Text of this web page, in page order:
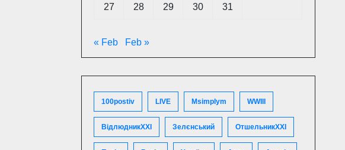
27 28 29 30 31
« Feb Feb »
100postiv LIVE Msimplym WWIII
ВідлюдникXXI Зелєнський ОтшельникXXI